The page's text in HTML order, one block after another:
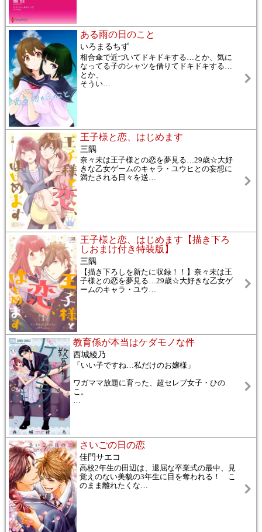
ある雨の日のこと
いろまるちず
相合傘で近づいてドキドキする…とか、気に
なってる子のシャツを借りてドキドキする…
とか、
そうい…
王子様と恋、はじめます
三隅
奈々未は王子様との恋を夢見る…29歳☆大好
きな乙女ゲームのキャラ・ユウヒとの妄想に
満たされる日々を送…
王子様と恋、はじめます【描き下ろ
しおまけ付き特装版】
三隅
【描き下ろしを新たに収録！！】奈々未は王
子様との恋を夢見る…29歳☆大好きな乙女ゲ
ームのキャラ・ユウ …
教育係が本当はケダモノな件
西城綾乃
「いい子ですね…私だけのお嬢様」
ワガママ放題に育った、超セレブ女子・ひの
こ。
…
さいごの日の恋
佳門サエコ
高校2年生の田辺は、退屈な卒業式の最中、見
覚えのない美貌の3年生に目を奪われる！ こ
のまま離れたくな…